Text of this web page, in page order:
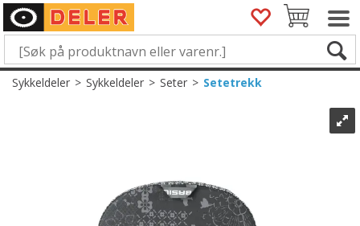
Sykkeldeler>Sykkeldeler>Seter>Setetrekk